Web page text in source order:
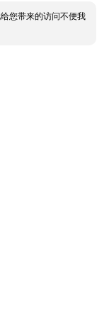
您带来的访问不便我